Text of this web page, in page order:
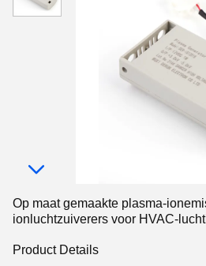
Op maat gemaakte plasma-
ionluchtzuiverers voor HVAC-
Product Details